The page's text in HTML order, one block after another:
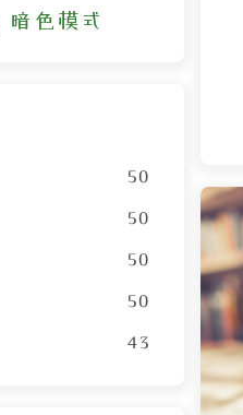
暗色模式
50
50
50
50
43